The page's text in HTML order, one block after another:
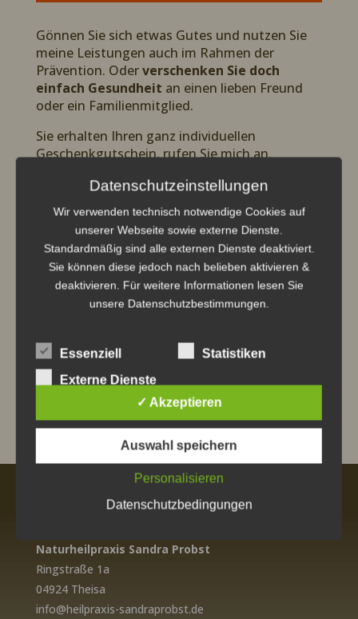
Gönnen Sie sich etwas Gutes und nutzen Sie
meine Leistungen auch im Rahmen der
Prävention. Oderverschenken Sie doch
einfach Gesundheit an einen lieben Freund
oder ein Familienmitglied.
Sie erhalten Ihren ganz individuellen
Geschenkgutschein, rufen Sie mich an.
Breussmassage →zum Geschenktipp
 Craniosakralmassage →
zum
Geschenktipp
 Kundalini-Reiki →zum Geschenktipp
 Antirauchtherapie →zum Geschenktipp
zum Geschenktipp

für Sportler →zum Geschenktipp
Naturheilpraxis Sandra Probst
Ringstraße 1a
04924 Theisa
info@heilpraxis-sandraprobst.de
Datenschutzeinstellungen
Wir verwenden technisch notwendige Cookies auf
unserer Webseite sowie externe Dienste.
Standardmäßig sind alle externen Dienste deaktiviert.
Sie können diese jedoch nach belieben aktivieren &
deaktivieren. Für weitere Informationen lesen Sie
unsere Datenschutzbestimmungen.
Essenziell
Statistiken
Externe Dienste
✓ Akzeptieren
Auswahl speichern
Personalisieren
Datenschutzbedingungen